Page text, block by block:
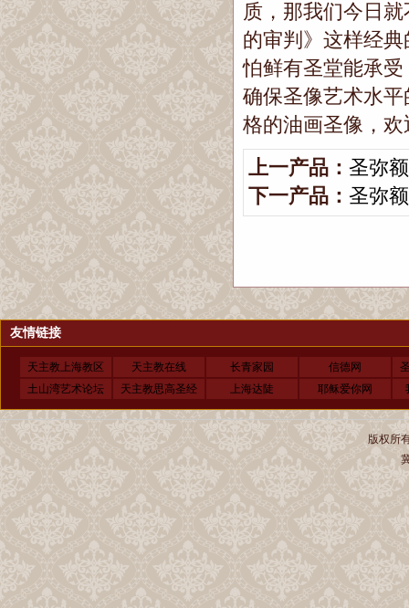
质，那我们今日
的审判》这样经
怕鲜有圣堂能承
确保圣像艺术水
格的油画圣像，欢
上一产品： 圣弥
下一产品： 圣弥
友情链接
天主教上海教区 天主教在线 长青家园 信德网
土山湾艺术论坛
天主教思高圣经 上海达陡 耶稣爱你网
版权所